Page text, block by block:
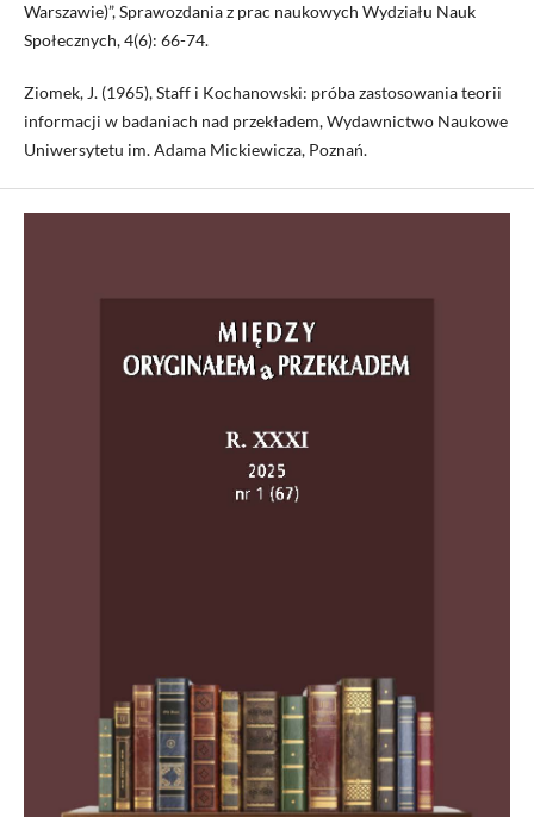
Warszawie)”, Sprawozdania z prac naukowych Wydziału Nauk
Społecznych, 4(6): 66-74.
Ziomek, J. (1965), Staff i Kochanowski: próba zastosowania teorii
informacji w badaniach nad przekładem, Wydawnictwo Naukowe
Uniwersytetu im. Adama Mickiewicza, Poznań.